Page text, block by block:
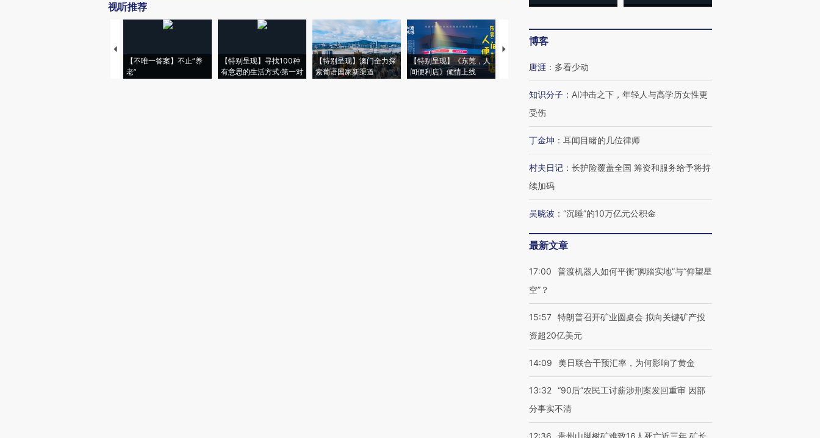
视听推荐
【不唯一答案】不止“养
老”
【特别呈现】寻找100种
有意思的生活方式·第一对
【特别呈现】澳门全力探
索葡语国家新渠道
【特别呈现】《东莞，人
间便利店》倾情上线
【推广】走进第四届链博
会，让数智科技“链”接产
博客
唐涯 ： 多看少动
知识分子 ： AI冲击之下，年轻人与高学历女性更
受伤
丁金坤 ： 耳闻目睹的几位律师
村夫日记 ： 长护险覆盖全国 筹资和服务给予将持
续加码
吴晓波 ： “沉睡”的10万亿元公积金
最新文章
17:00
普渡机器人如何平衡“脚踏实地”与“仰望星
空”？
15:57 特朗普召开矿业圆桌会 拟向关键矿产投
资超20亿美元
14:09 美日联合干预汇率，为何影响了黄金
13:32 “90后”农民工讨薪涉刑案发回重审 因部
分事实不清
12:36
贵州山脚树矿难致16人死亡近三年 矿长